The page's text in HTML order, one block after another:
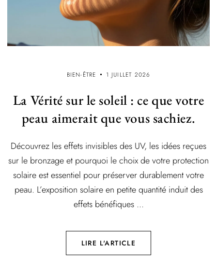
BIEN-ÊTRE 1 JUILLET 2026
La Vérité sur le soleil : ce que votre
peau aimerait que vous sachiez.
Découvrez les effets invisibles des UV, les idées reçues
sur le bronzage et pourquoi le choix de votre protection
solaire est essentiel pour préserver durablement votre
peau. L’exposition solaire en petite quantité induit des
effets bénéfiques ...
LIRE L'ARTICLE